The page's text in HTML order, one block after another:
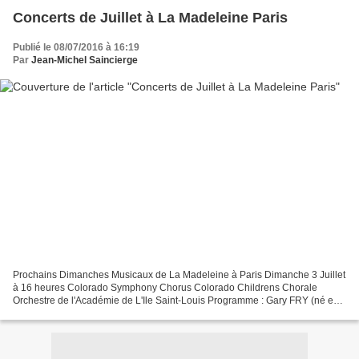
Concerts de Juillet à La Madeleine Paris
Publié le 08/07/2016 à 16:19
Par Jean-Michel Saincierge
Prochains Dimanches Musicaux de La Madeleine à Paris Dimanche 3 Juillet
à 16 heures Colorado Symphony Chorus Colorado Childrens Chorale
Orchestre de l'Académie de L'Ile Saint-Louis Programme : Gary FRY (né en